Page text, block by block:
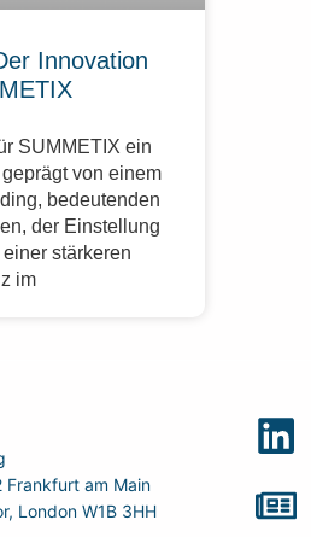
Innovation
SUMMETIX ein
von einem
bedeutenden
der Einstellung
stärkeren
im
Frankfurt am Main
London W1B 3HH